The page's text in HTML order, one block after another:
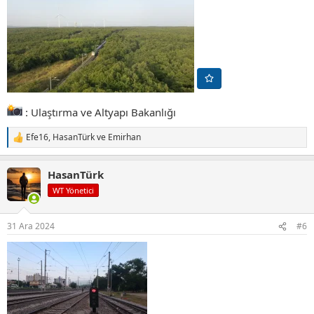
: Ulaştırma ve Altyapı Bakanlığı
T
e
k
i
l
Efe16, HasanTürkve Emirhan
HasanTürk
WT Yönetici
31 Ara 2024 #6